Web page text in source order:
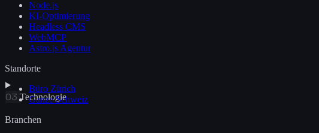
03Technologie
Node.js
KI-Optimierung
Headless CMS
WebMCP
Astro.js Agentur
Standorte
Büro Zürich
Ganze Schweiz
Branchen